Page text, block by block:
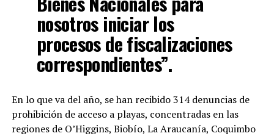
nosotros iniciar los
procesos de fiscalizaciones
correspondientes”.
En lo que va del año, se han recibido 314 denuncias de
prohibición de acceso a playas, concentradas en las
regiones de O’Higgins, Biobío, La Araucanía, Coquimbo